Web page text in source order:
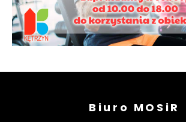
Biuro MOSiR